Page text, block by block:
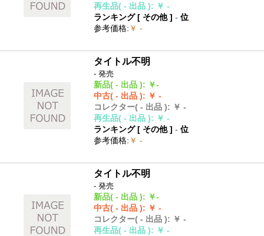
再生品( - 出品 ): ￥ -
ランキング [ その他]- 位
参考価格: ￥ -
タイトル不明
- 発売
新品( - 出品 ): ￥-
中古( - 出品 ): ￥ -
コレクター( - 出品 ): ￥ -
再生品( - 出品 ): ￥ -
ランキング [ その他]- 位
参考価格: ￥ -
タイトル不明
- 発売
新品( - 出品 ): ￥-
中古( - 出品 ): ￥ -
コレクター( - 出品 ): ￥ -
再生品( - 出品 ): ￥ -